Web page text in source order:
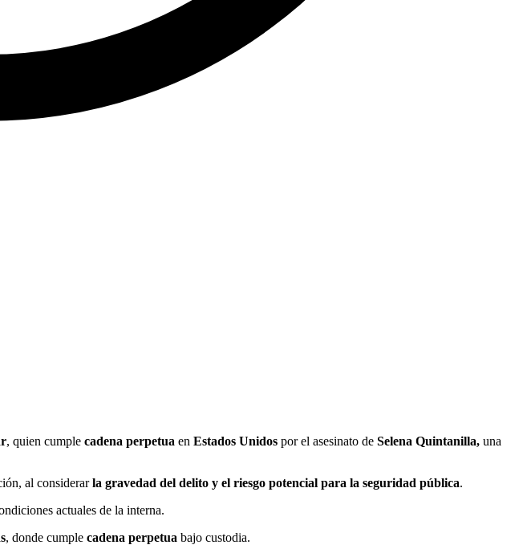
, quien cumple cadena perpetua en Estados Unidos por el asesinato de Selena Quintanilla, una
al considerarla gravedad del delito y el riesgo potencial para la seguridad pública.
actuales de la interna.
, donde cumple cadena perpetua bajo custodia.